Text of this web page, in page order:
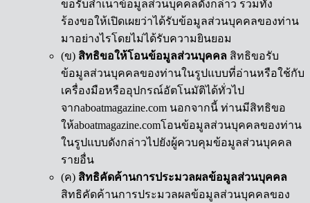
ขอรับสำเนาข้อมูลส่วนบุคคลดังกล่าว รวมทั้ง
ร้องขอให้เปิดเผยว่าได้รับข้อมูลส่วนบุคคลของท่าน
มาอย่างไรโดยไม่ได้รับความยินยอม
(ข) สิทธิขอให้โอนข้อมูลส่วนบุคคล สิทธิขอรับ
ข้อมูลส่วนบุคคลของท่านในรูปแบบที่อ่านหรือใช้กับ
เครื่องมือหรืออุปกรณ์อัตโนมัติได้ทั่วไป
จากaboatmagazine.com นอกจากนี้ ท่านมีสิทธิขอ
ให้aboatmagazine.comโอนข้อมูลส่วนบุคคลของท่าน
ในรูปแบบดังกล่าวไปยังผู้ควบคุมข้อมูลส่วนบุคคล
รายอื่น
(ค) สิทธิคัดค้านการประมวลผลข้อมูลส่วนบุคคล
สิทธิคัดค้านการประมวลผลข้อมูลส่วนบุคคลของ